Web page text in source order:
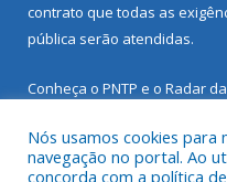
contrato que todas as
pública serão atendidas.
Conheça o PNTP e o Radar
Nós usamos cookies para
navegação no portal. Ao
concorda com a política